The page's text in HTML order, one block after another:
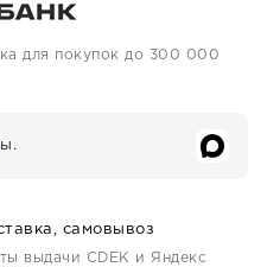
для покупок до 300 000
самовывоз
выдачи CDEK и Яндекс